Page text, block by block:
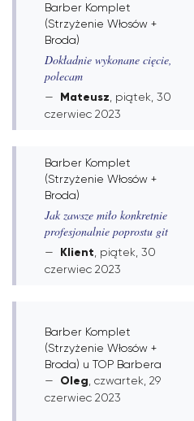
Barber Komplet
(Strzyżenie Włosów +
Broda)
Dokładnie wykonane cięcie,
polecam
Mateusz , piątek, 30
czerwiec 2023
Barber Komplet
(Strzyżenie Włosów +
Broda)
Jak zawsze miło konkretnie
profesjonalnie poprostu git
Klient , piątek, 30
czerwiec 2023
Barber Komplet
(Strzyżenie Włosów +
Broda) u TOP Barbera
Oleg , czwartek, 29
czerwiec 2023